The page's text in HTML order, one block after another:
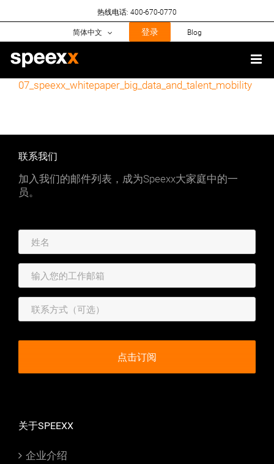
to
热线电话: 400-670-0770
简体中文 登录 Blog
07_speexx_whitepaper_big_data_and_talent_mobility
联系我们
加入我们的邮件列表，成为Speexx大家庭中的一
员。
关于SPEEXX
企业介绍